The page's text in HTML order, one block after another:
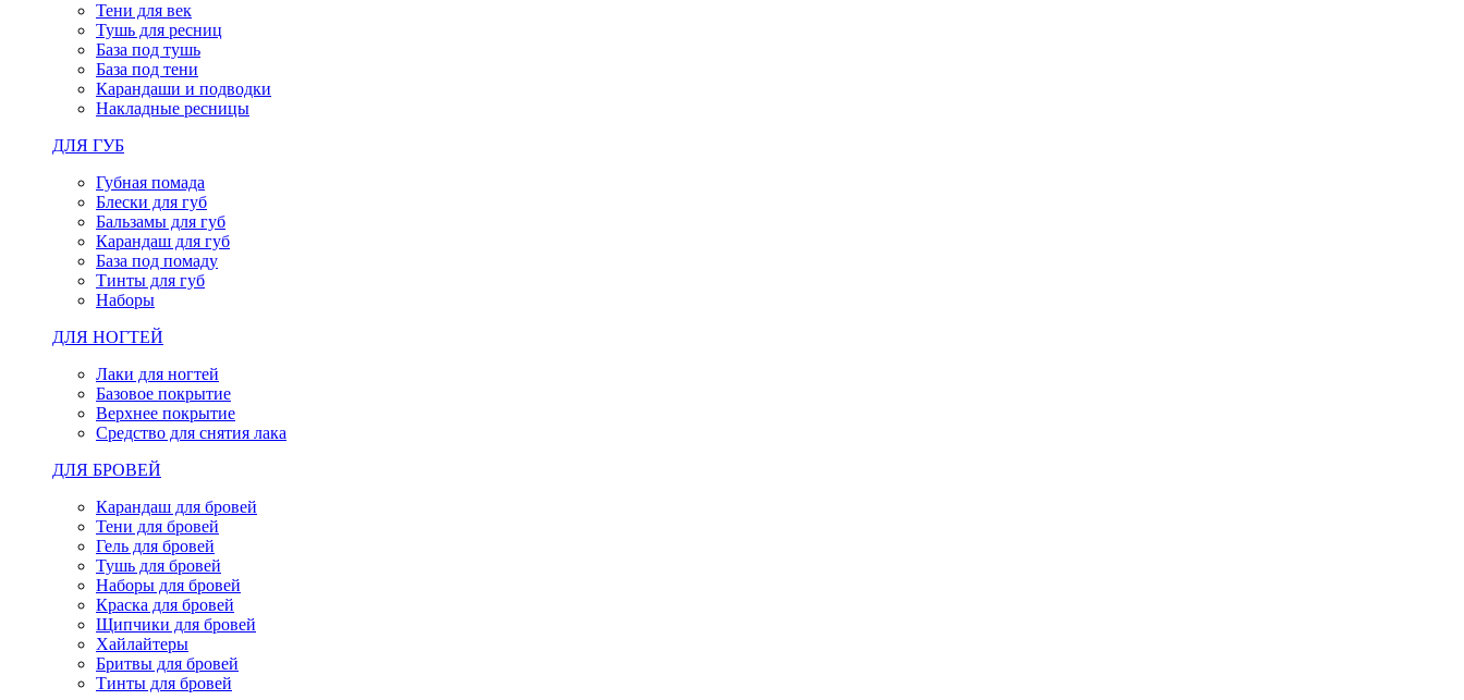
Тени для век
Тушь для ресниц
База под тушь
База под тени
Карандаши и подводки
Накладные ресницы
ДЛЯ ГУБ
Губная помада
Блески для губ
Бальзамы для губ
Карандаш для губ
База под помаду
Тинты для губ
Наборы
ДЛЯ НОГТЕЙ
Лаки для ногтей
Базовое покрытие
Верхнее покрытие
Средство для снятия лака
ДЛЯ БРОВЕЙ
Карандаш для бровей
Тени для бровей
Гель для бровей
Тушь для бровей
Наборы для бровей
Краска для бровей
Щипчики для бровей
Хайлайтеры
Бритвы для бровей
Тинты для бровей